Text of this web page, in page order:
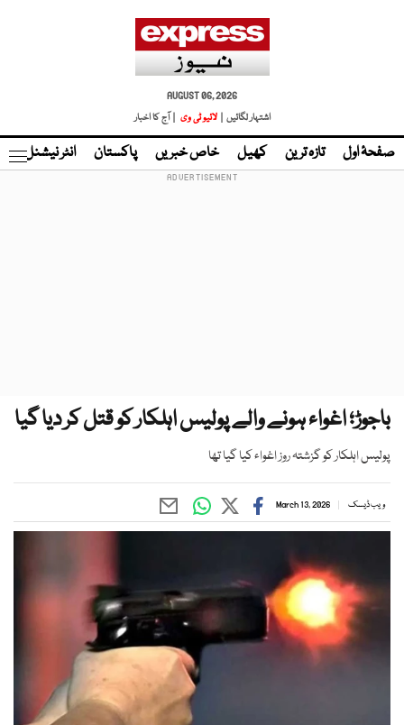
AUGUST 06, 2026
اشتہار لگائیں |
لائیو ٹی وی | آج کا اخبار
صفحۂ اول تازہ ترین کھیل خاص خبریں پاکستان انٹر نیشنل
باجوڑ؛ اغواء ہونے والے پولیس اہلکار کو قتل کر دیا گیا
پولیس اہلکار کو گزشتہ روز اغواء کیا گیا تھا
ویب ڈیسک March 13, 2026